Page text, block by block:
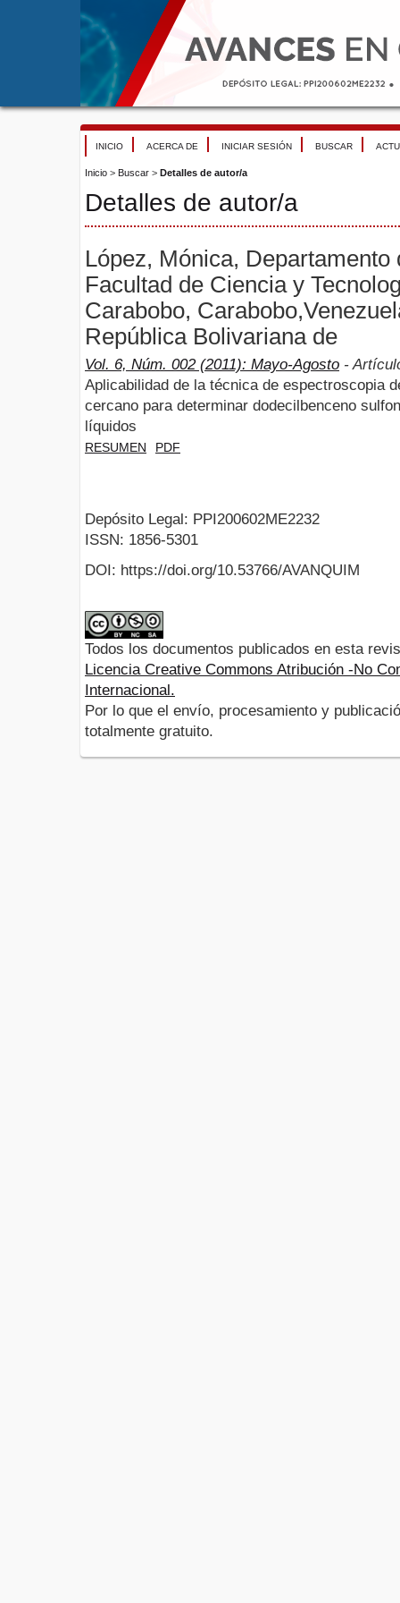
INICIO ACERCA DE INICIAR SESIÓN BUSCAR
Inicio > Buscar > Detalles de autor/a
Detalles de autor/a
López, Mónica, Departamento
Facultad de Ciencia y
Carabobo,
República Bolivariana de
Vol. 6, Núm. 002 (2011): Mayo-Agosto -
Aplicabilidad de la técnica de espectroscopia
cercano para determinar dodecilbenceno
líquidos
RESUMEN PDF
Depósito Legal: PPI200602ME2232
ISSN: 1856-5301
DOI: https://doi.org/10.53766/AVANQUIM
Todos los documentos publicados en esta
Licencia Creative Commons Atribución -No
Internacional.
Por lo que el envío, procesamiento y
totalmente gratuito.